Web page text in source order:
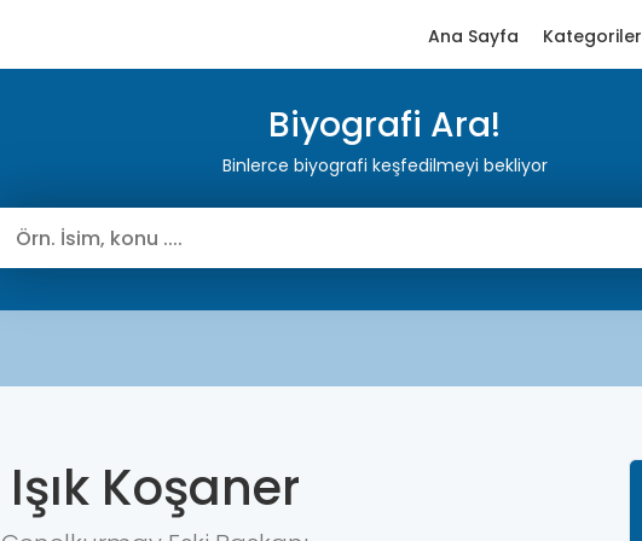
Ana Sayfa Kategoriler
Biyografi Ara!
Binlerce biyografi keşfedilmeyi bekliyor
Işık Koşaner